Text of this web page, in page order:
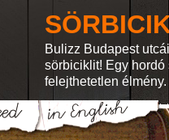
Bulizz Budapest
sörbiciklit! Egy
felejthetetlen élmény.